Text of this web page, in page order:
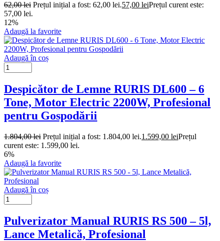
62,00lei Prețul inițial a fost: 62,00 lei.57,00 leiPrețul curent este:
57,00 lei.
12%
Adaugă la favorite
Adaugă în coș
Despicător de Lemne RURIS DL600 – 6
Tone, Motor Electric 2200W, Profesional
pentru Gospodării
1.804,00lei Prețul inițial a fost: 1.804,00 lei.1.599,00 leiPrețul
curent este: 1.599,00 lei.
6%
Adaugă la favorite
Adaugă în coș
Pulverizator Manual RURIS RS 500 – 5l,
Lance Metalică, Profesional